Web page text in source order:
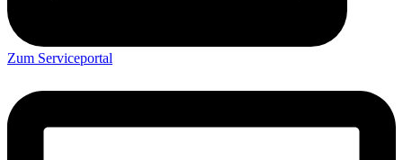
Zum Serviceportal